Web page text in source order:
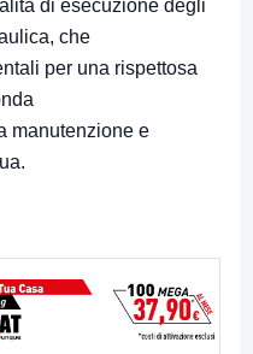
di esecuzione degli
che
per una rispettosa
manutenzione e